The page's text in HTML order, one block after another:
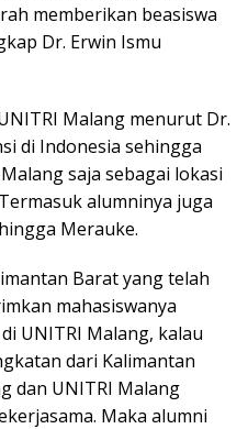
memberikan beasiswa
Dr. Erwin Ismu
Malang menurut Dr.
di Indonesia sehingga
saja sebagai lokasi
alumninya juga
Merauke.
Barat yang telah
mahasiswanya
UNITRI Malang, kalau
dari Kalimantan
dan UNITRI Malang
Maka alumni